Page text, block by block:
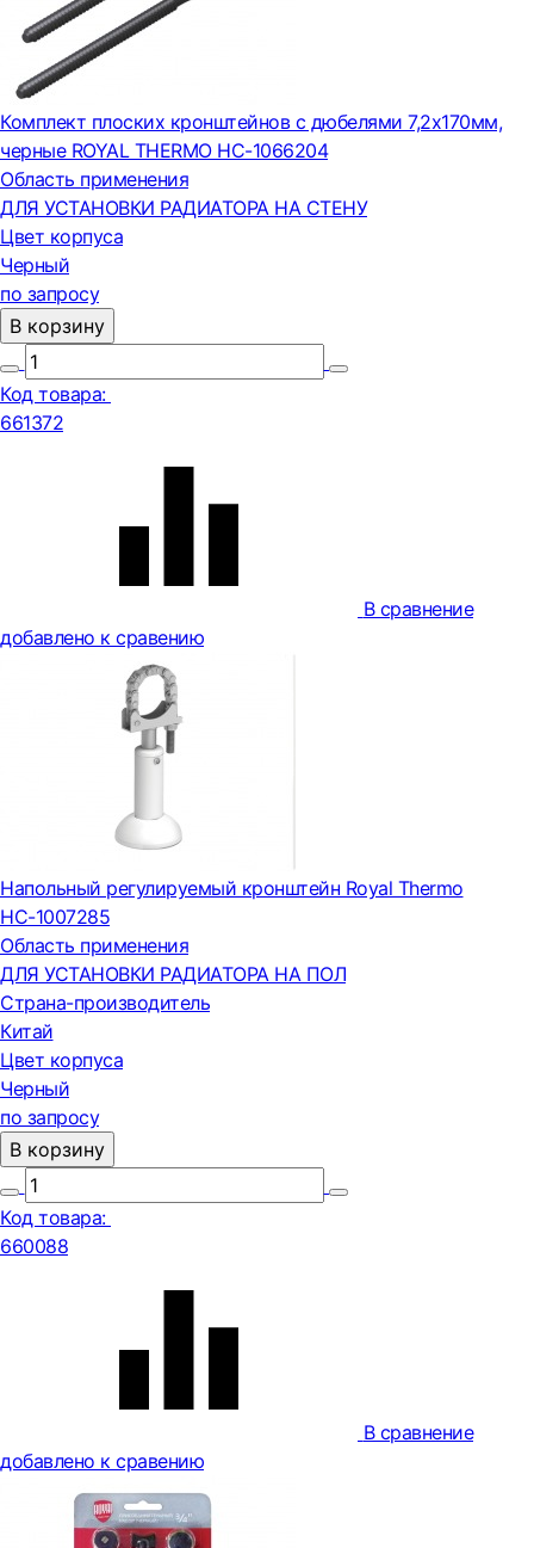
Комплект плоских кронштейнов с дюбелями 7,2х170мм,
черные ROYAL THERMO НС-1066204
Область применения
ДЛЯ УСТАНОВКИ РАДИАТОРА НА СТЕНУ
Цвет корпуса
Черный
по запросу
В корзину
Код товара:
661372
В сравнение
добавлено к сравению
Напольный регулируемый кронштейн Royal Thermo
НС-1007285
Область применения
ДЛЯ УСТАНОВКИ РАДИАТОРА НА ПОЛ
Страна-производитель
Китай
Цвет корпуса
Черный
по запросу
В корзину
Код товара:
660088
В сравнение
добавлено к сравению